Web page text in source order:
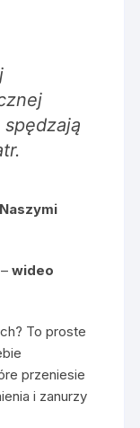
–wideo
To proste
przeniesie
i zanurzy